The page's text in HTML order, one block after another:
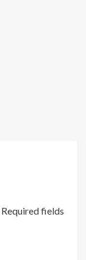
Required fields